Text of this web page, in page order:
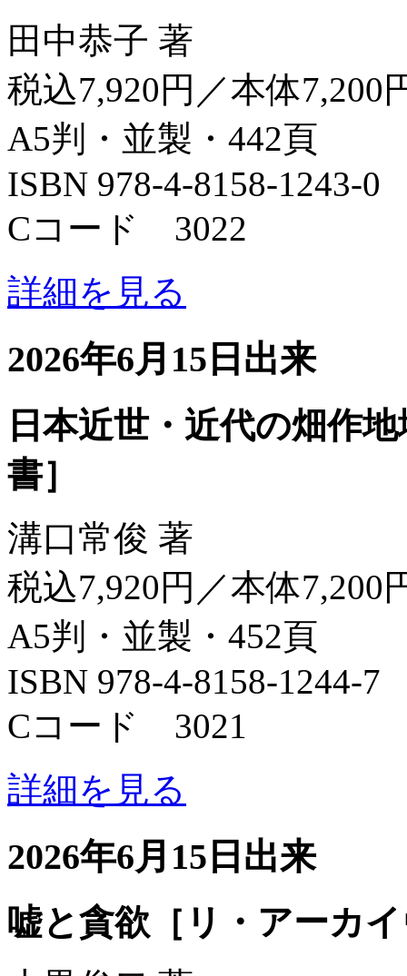
田中恭子 著
税込7,920円／本体7,200
A5判・並製・442頁
ISBN 978-4-8158-1243-0
Cコード 3022
詳細を見る
2026年6月15日出来
日本近世・近代の畑作
書］
溝口常俊 著
税込7,920円／本体7,200
A5判・並製・452頁
ISBN 978-4-8158-1244-7
Cコード 3021
詳細を見る
2026年6月15日出来
嘘と貪欲［リ・アーカ